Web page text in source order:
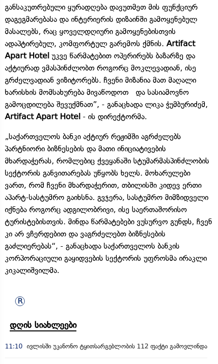
განსაკუთრებული ყურადღება დავუთმეთ მის ფუნქციურ
დაგეგმარებასა და ინტერიერის დიზაინში გამოყენებულ
მასალებს, რაც ყოველდღიური გამოყენებისთვის
ადაპტირებულ, კომფორტულ გარემოს ქმნის. Artifact
Apart Hotel უკვე წარმატებით ოპერირებს ბაზარზე და
აქტიურად ვმასპინძლობთ როგორც მოკლევადიან, ისე
გრძელვადიან ვიზიტორებს. ჩვენი მიზანია მათ მაღალი
ხარისხის მომსახურება მივაწოდოთ და სასიამოვნო
გამოცდილება შევუქმნათ”, - განაცხადა ლიკა ჭუმბურიძემ,
Artifact Apart Hotel - ის დირექტორმა.
„საქართველოს ბანკი აქტიურ რეჟიმში აგრძელებს
პარტნიორი ბიზნესების და მათი ინიციატივების
მხარდაჭერას, რომლებიც ქვეყანაში სტუმარმასპინძლობის
სექტორის განვითარებას უწყობს ხელს. მოხარულები
ვართ, რომ ჩვენი მხარდაჭერით, თბილისში კიდევ ერთი
აპარტ-სასტუმრო გაიხსნა. გვჯერა, სასტუმრო მიმზიდველი
იქნება როგორც ადგილობრივი, ისე საერთაშორისო
ტურისტებისთვის. მინდა წარმატებები ვუსურვო გუნდს, ჩვენ
კი არ ვჩერდებით და ვაგრძელებთ ბიზნესების
გაძლიერებას“, - განაცხადა საქართველოს ბანკის
კორპორაციული გაყიდვების სექტორის უფროსმა ირაკლი
კიკალიშვილმა.
დღის სიახლეები
11:10 ივლისში უკანონო ტყითსარგებლობის 112 ფაქტი გამოვლინდა